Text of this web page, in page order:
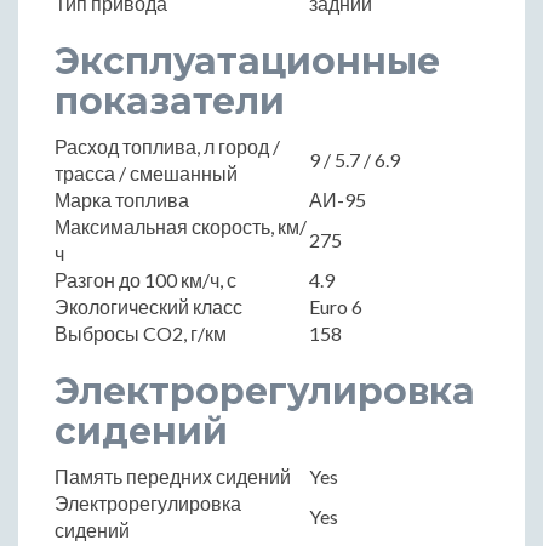
Эксплуатационные
показатели
Расход топлива, л город /
трасса / смешанный
9 / 5.7 / 6.9
Марка топлива
АИ-95
Максимальная скорость, км/
ч
275
Разгон до 100 км/ч, с
4.9
Экологический класс
Euro 6
Выбросы CO2, г/км
158
Электрорегулировка
сидений
Память передних сидений
Yes
Электрорегулировка
сидений
Yes